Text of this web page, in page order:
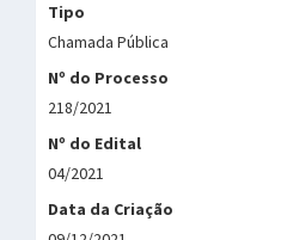
Tipo
Chamada Pública
Nº do Processo
218/2021
Nº do Edital
04/2021
Data da Criação